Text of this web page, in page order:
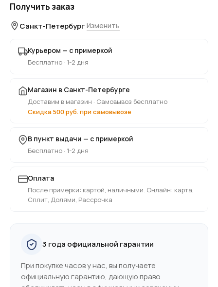
Получить заказ
Санкт-Петербург Изменить
Курьером — с примеркой
Бесплатно · 1-2 дня
Магазин в Санкт-Петербурге
Доставим в магазин · Самовывоз бесплатно
Скидка 500 руб. при самовывозе
В пункт выдачи — с примеркой
Бесплатно · 1-2 дня
Оплата
После примерки: картой, наличными. Онлайн: карта,
Сплит, Долями, Рассрочка
3 года официальной гарантии
При покупке часов у нас, вы получаете
официальную гарантию, дающую право